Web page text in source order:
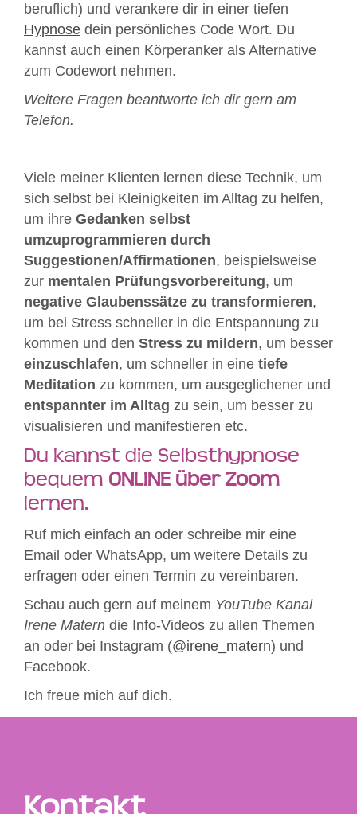
beruflich) und verankere dir in einer tiefen
Hypnose dein persönliches Code Wort. Du
kannst auch einen Körperanker als Alternative
zum Codewort nehmen.
Weitere Fragen beantworte ich dir gern am
Telefon.
Viele meiner Klienten lernen diese Technik, um
sich selbst bei Kleinigkeiten im Alltag zu helfen,
um ihre Gedanken selbst
umzuprogrammieren durch
Suggestionen/Affirmationen, beispielsweise
zur mentalen Prüfungsvorbereitung, um
negative Glaubenssätze zu transformieren,
um bei Stress schneller in die Entspannung zu
kommen und den Stress zu mildern, um besser
einzuschlafen, um schneller in eine tiefe
Meditation zu kommen, um ausgeglichener und
entspannter im Alltag zu sein, um besser zu
visualisieren und manifestieren etc.
Du kannst die Selbsthypnose
bequem ONLINE über Zoom
lernen.
Ruf mich einfach an oder schreibe mir eine
Email oder WhatsApp, um weitere Details zu
erfragen oder einen Termin zu vereinbaren.
Schau auch gern auf meinem YouTube Kanal
Irene Matern die Info-Videos zu allen Themen
an oder bei Instagram (@irene_matern) und
Facebook.
Ich freue mich auf dich.